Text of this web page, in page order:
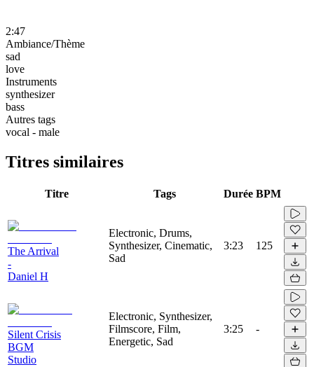
2:47
Ambiance/Thème
sad
love
Instruments
synthesizer
bass
Autres tags
vocal - male
Titres similaires
Titre Tags Durée BPM
The Arrival
-
Daniel H
Electronic, Drums,
Synthesizer, Cinematic,
Sad
3:23 125
Silent Crisis
BGM
Studio
Electronic, Synthesizer,
Filmscore, Film,
Energetic, Sad
3:25 -